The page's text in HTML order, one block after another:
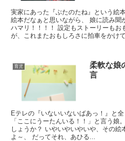
実家にあった『ぶたのたね』という絵
絵本だなぁと思いながら、 娘に読み聞
ハマリ！！！！ 設定もストーリーもお
が、これまたおもしろさに拍車をかけ
育児
柔軟な娘
言
Eテレの『いないいないばあっ！』と
「ここにうーたんいる！！」と言う
しょうか？ いやいやいやいや、その絵
よ～、 だってそれ、あひる...